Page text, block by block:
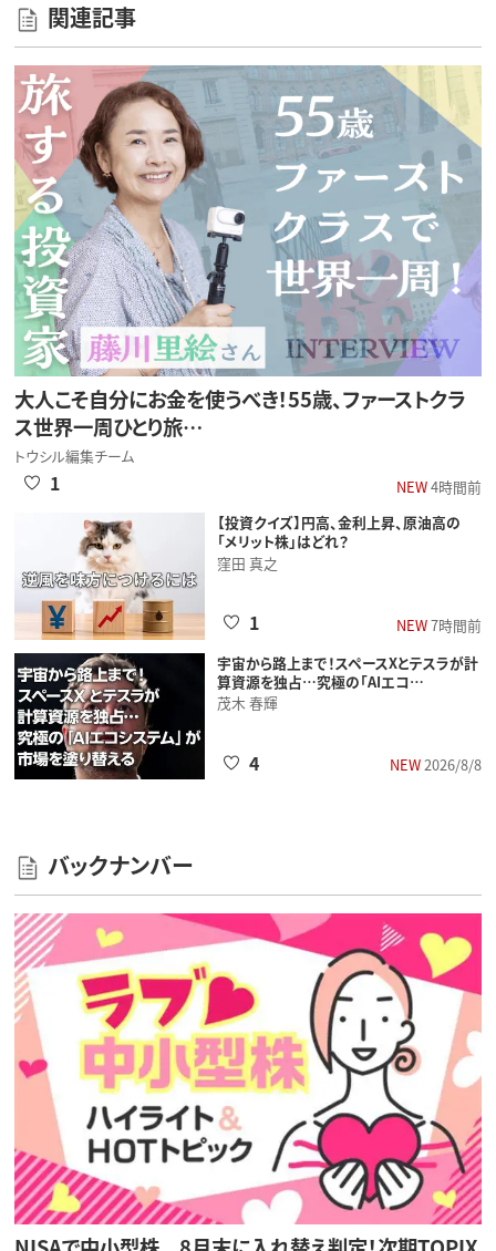
関連記事
大人こそ自分にお金を使うべき！55歳、ファーストクラ
ス世界一周ひとり旅…
トウシル編集チーム
NEW4時間前
1
【投資クイズ】円高、金利上昇、原油高の
「メリット株」はどれ？
窪田 真之
NEW7時間前
1
宇宙から路上まで！スペースXとテスラが計
算資源を独占…究極の「AIエコ…
茂木 春輝
NEW2026/8/8
4
バックナンバー